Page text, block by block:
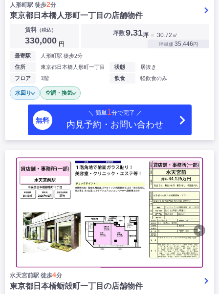
人形町駅 徒歩2分
東京都日本橋人形町一丁目の店舗物件
賃料（税込）
330,000 円
坪数9.31坪 ＝ 30.72㎡
坪単価 35,446円
最寄駅
人形町駅 徒歩2分
住所
東京都日本橋人形町一丁目
フロア
1階
状態
居抜き
飲食
軽飲食のみ
水回り 空調・換気
無料
＼ 簡単1分で完了 ／
内見予約・お問い合わせ
▶
水天宮前駅 徒歩4分
東京都日本橋蛎殻町一丁目の店舗物件